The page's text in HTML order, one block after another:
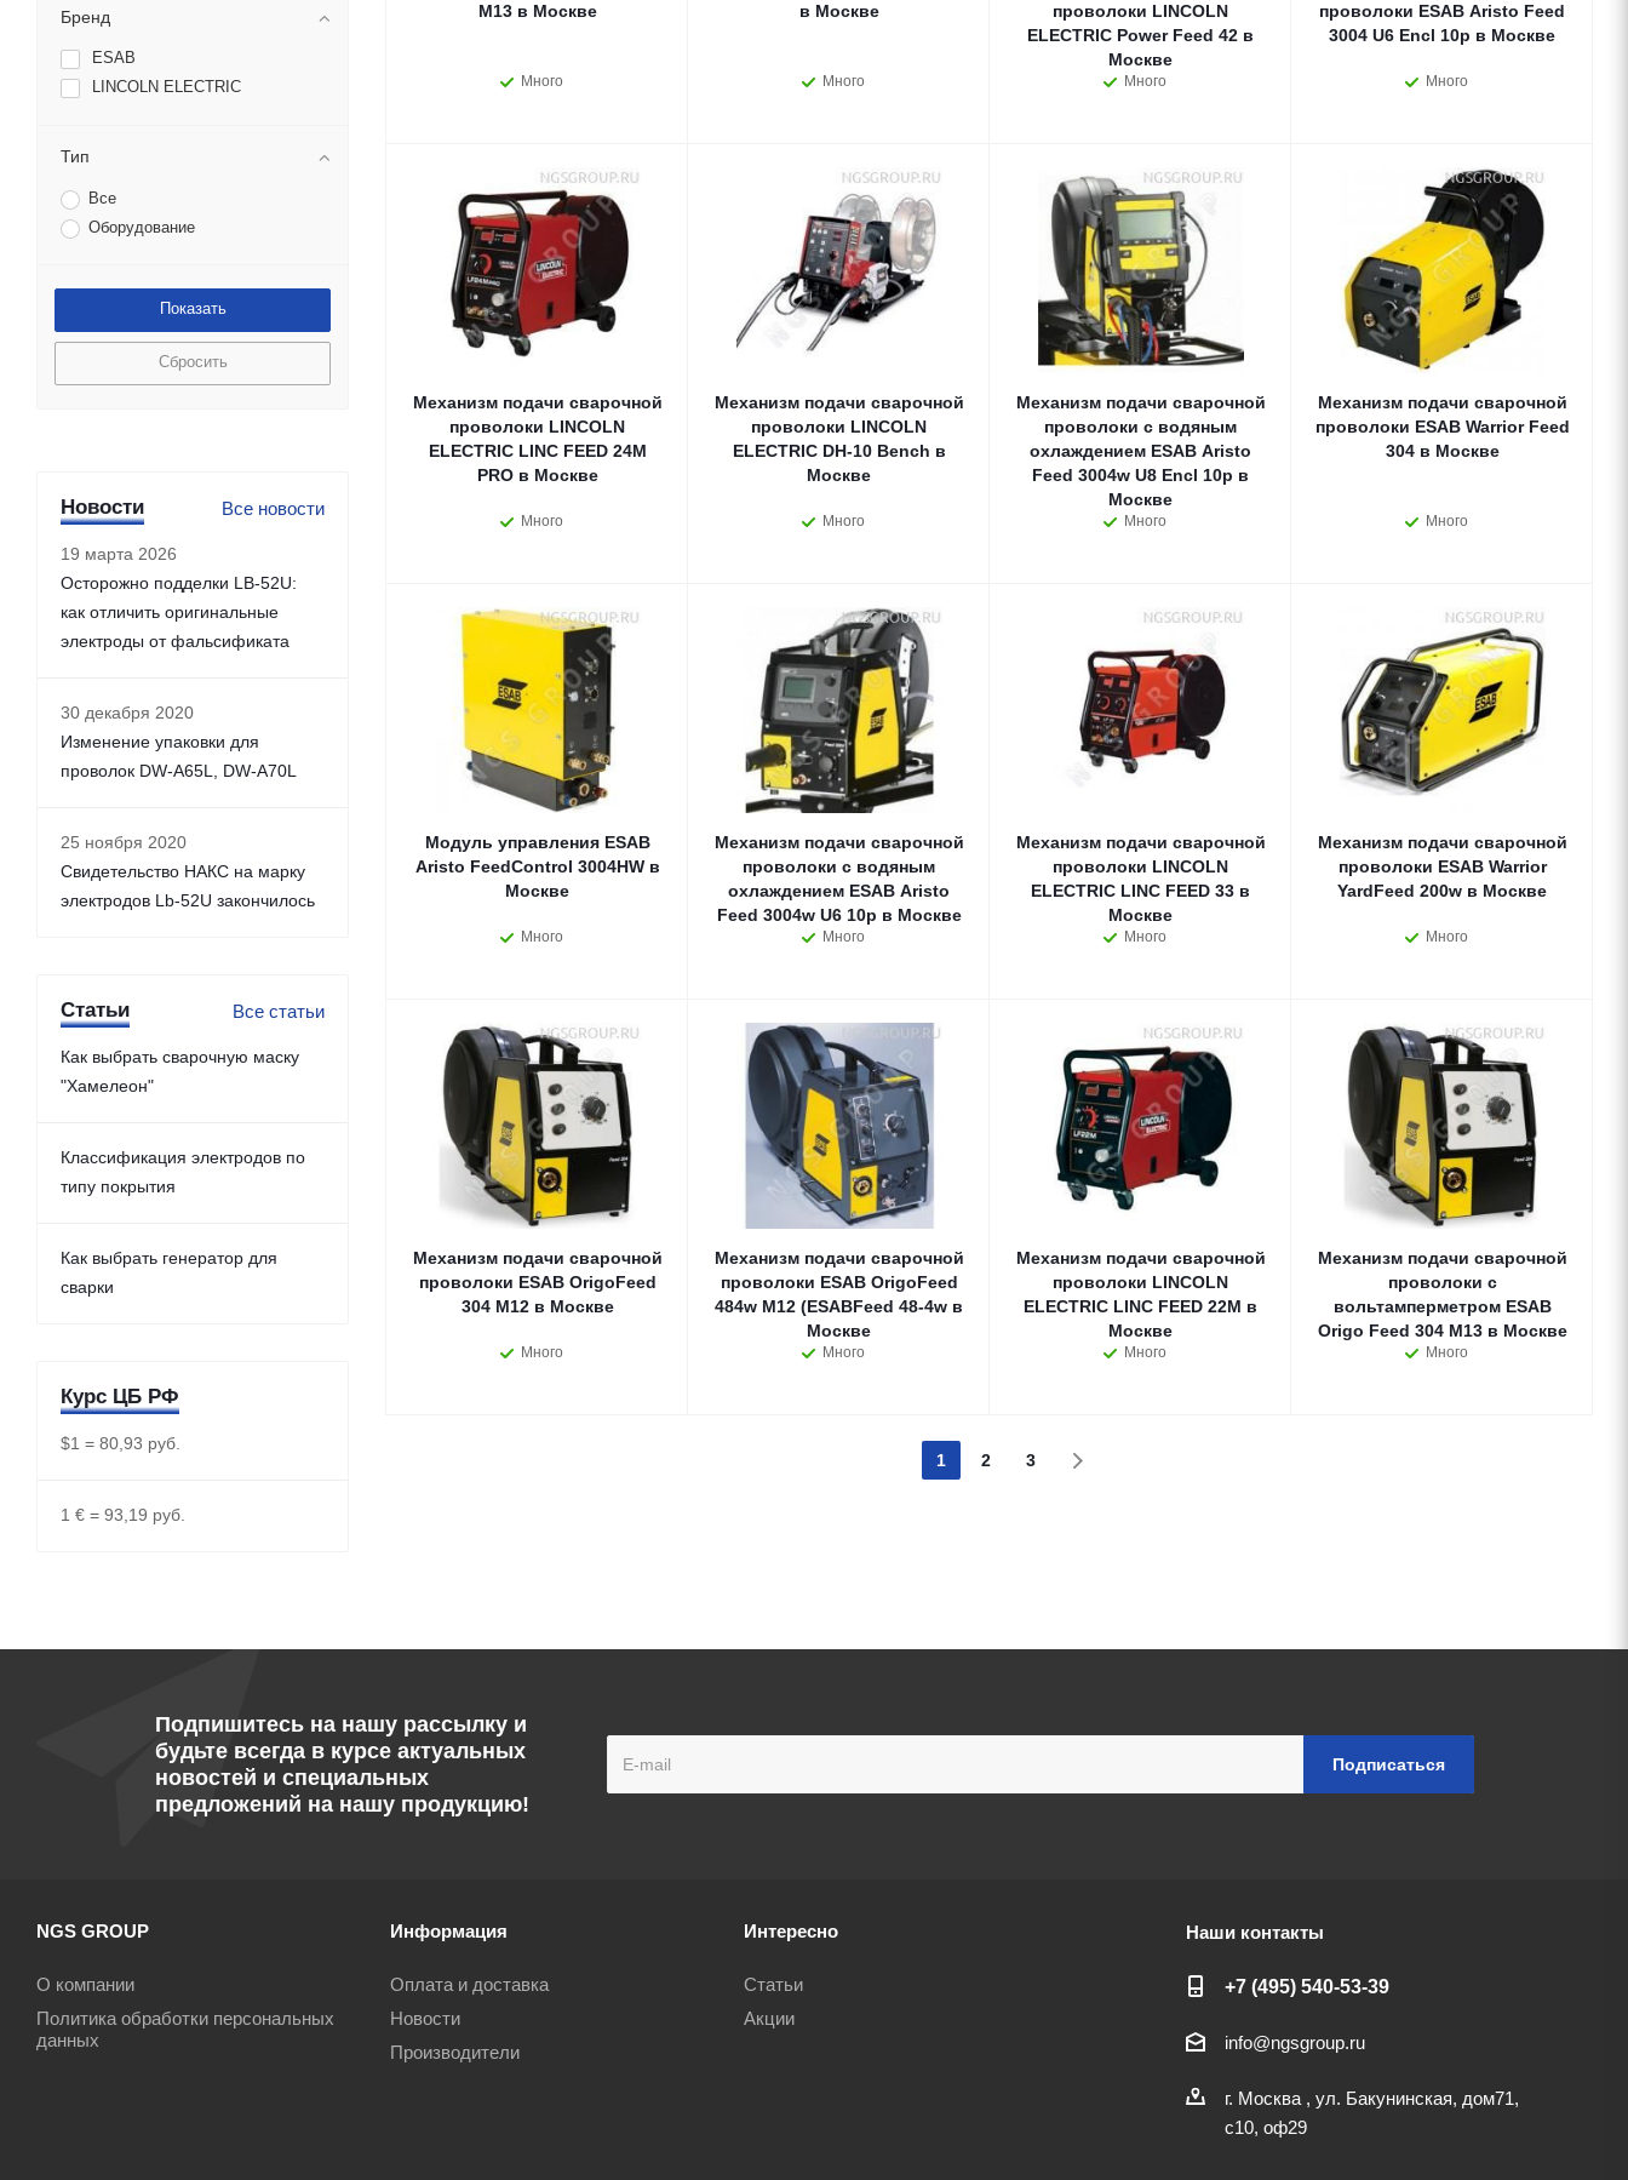
M13 в Москве
Много
в Москве
Много
проволоки LINCOLN
ELECTRIC Power Feed 42 в
Москве
Много
проволоки ESAB Aristo Feed
3004 U6 Encl 10p в Москве
Много
Механизм подачи сварочной
проволоки LINCOLN
ELECTRIC LINC FEED 24M
PRO в Москве
Много
Механизм подачи сварочной
проволоки LINCOLN
ELECTRIC DH-10 Bench в
Москве
Много
Механизм подачи сварочной
проволоки с водяным
охлаждением ESAB Aristo
Feed 3004w U8 Encl 10p в
Москве
Много
Механизм подачи сварочной
проволоки ESAB Warrior Feed
304 в Москве
Много
Модуль управления ESAB
Aristo FeedControl 3004HW в
Москве
Много
Механизм подачи сварочной
проволоки с водяным
охлаждением ESAB Aristo
Feed 3004w U6 10p в Москве
Много
Механизм подачи сварочной
проволоки LINCOLN
ELECTRIC LINC FEED 33 в
Москве
Много
Механизм подачи сварочной
проволоки ESAB Warrior
YardFeed 200w в Москве
Много
Механизм подачи сварочной
проволоки ESAB OrigoFeed
304 M12 в Москве
Много
Механизм подачи сварочной
проволоки ESAB OrigoFeed
484w M12 (ESABFeed 48-4w в
Москве
Много
Механизм подачи сварочной
проволоки LINCOLN
ELECTRIC LINC FEED 22M в
Москве
Много
Механизм подачи сварочной
проволоки с
вольтамперметром ESAB
Origo Feed 304 M13 в Москве
Много
1 2 3
Бренд
ESAB
LINCOLN ELECTRIC
Тип
Все
Оборудование
Сбросить
Новости Все новости
19 марта 2026
Осторожно подделки LB-52U:
как отличить оригинальные
электроды от фальсификата
30 декабря 2020
Изменение упаковки для
проволок DW-A65L, DW-A70L
25 ноября 2020
Свидетельство НАКС на марку
электродов Lb-52U закончилось
Статьи Все статьи
Как выбрать сварочную маску
"Хамелеон"
Классификация электродов по
типу покрытия
Как выбрать генератор для
сварки
Курс ЦБ РФ
$1 = 80,93 руб.
1 € = 93,19 руб.
Подпишитесь на нашу рассылку и
будьте всегда в курсе актуальных
новостей и специальных
предложений на нашу продукцию!
NGS GROUP
О компании
Политика обработки персональных
данных
Информация
Оплата и доставка
Новости
Производители
Интересно
Статьи
Акции
Наши контакты
+7 (495) 540-53-39
info@ngsgroup.ru
г. Москва , ул. Бакунинская, дом71,
с10, оф29